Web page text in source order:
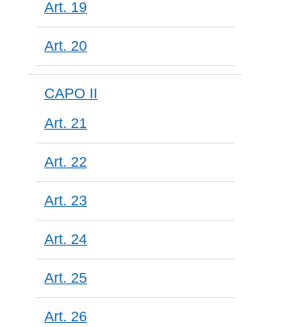
Art. 19
Art. 20
CAPO II
Art. 21
Art. 22
Art. 23
Art. 24
Art. 25
Art. 26